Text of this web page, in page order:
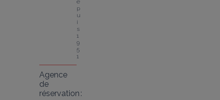
e
p
u
i
s
1
9
5
1
Agence
de
réservation :